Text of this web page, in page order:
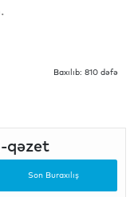
Baxılıb: 810 dəfə
qəzet
Son Buraxılış